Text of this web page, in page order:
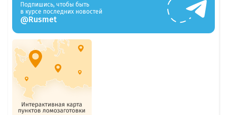
Подпишись, чтобы быть
в курсе последних новостей
@Rusmet